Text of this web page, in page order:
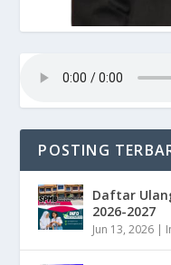
POSTING
Daftar
2026-2027
Jun 13, 2026 |